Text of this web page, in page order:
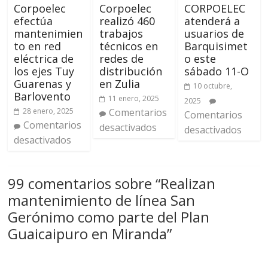
Corpoelec
efectúa
mantenimien
to en red
eléctrica de
los ejes Tuy
Guarenas y
Barlovento
28 enero, 2025
Comentarios
desactivados
Corpoelec
realizó 460
trabajos
técnicos en
redes de
distribución
en Zulia
11 enero, 2025
Comentarios
desactivados
CORPOELEC
atenderá a
usuarios de
Barquisimet
o este
sábado 11-O
10 octubre,
2025
Comentarios
desactivados
99 comentarios sobre “Realizan
mantenimiento de línea San
Gerónimo como parte del Plan
Guaicaipuro en Miranda”